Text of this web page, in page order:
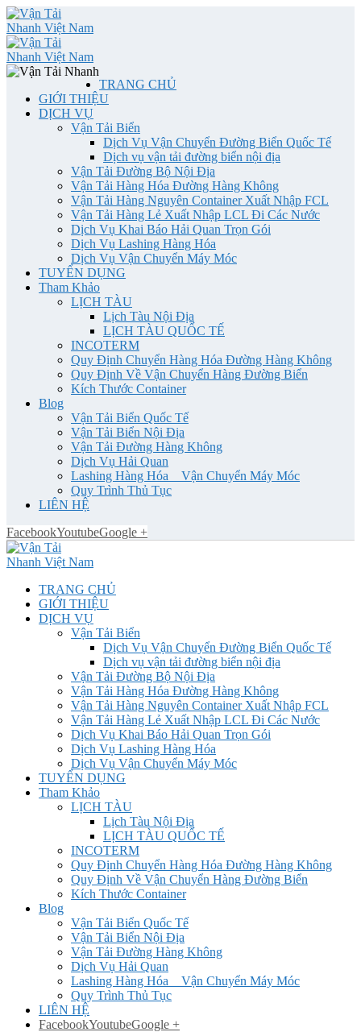
TRANG CHỦ
GIỚI THIỆU
DỊCH VỤ
Vận Tải Biển
Dịch Vụ Vận Chuyển Đường Biển Quốc Tế
Dịch vụ vận tải đường biển nội địa
Vận Tải Đường Bộ Nội Địa
Vận Tải Hàng Hóa Đường Hàng Không
Vận Tải Hàng Nguyên Container Xuất Nhập FCL
Vận Tải Hàng Lẻ Xuất Nhập LCL Đi Các Nước
Dịch Vụ Khai Báo Hải Quan Trọn Gói
Dịch Vụ Lashing Hàng Hóa
Dịch Vụ Vận Chuyển Máy Móc
TUYỂN DỤNG
Tham Khảo
LỊCH TÀU
Lịch Tàu Nội Địa
LỊCH TÀU QUỐC TẾ
INCOTERM
Quy Định Chuyển Hàng Hóa Đường Hàng Không
Quy Định Về Vận Chuyển Hàng Đường Biển
Kích Thước Container
Blog
Vận Tải Biển Quốc Tế
Vận Tải Biển Nội Địa
Vận Tải Đường Hàng Không
Dịch Vụ Hải Quan
Lashing Hàng Hóa _ Vận Chuyển Máy Móc
Quy Trình Thủ Tục
LIÊN HỆ
FacebookYoutubeGoogle +
TRANG CHỦ
GIỚI THIỆU
DỊCH VỤ
Vận Tải Biển
Dịch Vụ Vận Chuyển Đường Biển Quốc Tế
Dịch vụ vận tải đường biển nội địa
Vận Tải Đường Bộ Nội Địa
Vận Tải Hàng Hóa Đường Hàng Không
Vận Tải Hàng Nguyên Container Xuất Nhập FCL
Vận Tải Hàng Lẻ Xuất Nhập LCL Đi Các Nước
Dịch Vụ Khai Báo Hải Quan Trọn Gói
Dịch Vụ Lashing Hàng Hóa
Dịch Vụ Vận Chuyển Máy Móc
TUYỂN DỤNG
Tham Khảo
LỊCH TÀU
Lịch Tàu Nội Địa
LỊCH TÀU QUỐC TẾ
INCOTERM
Quy Định Chuyển Hàng Hóa Đường Hàng Không
Quy Định Về Vận Chuyển Hàng Đường Biển
Kích Thước Container
Blog
Vận Tải Biển Quốc Tế
Vận Tải Biển Nội Địa
Vận Tải Đường Hàng Không
Dịch Vụ Hải Quan
Lashing Hàng Hóa _ Vận Chuyển Máy Móc
Quy Trình Thủ Tục
LIÊN HỆ
FacebookYoutubeGoogle +